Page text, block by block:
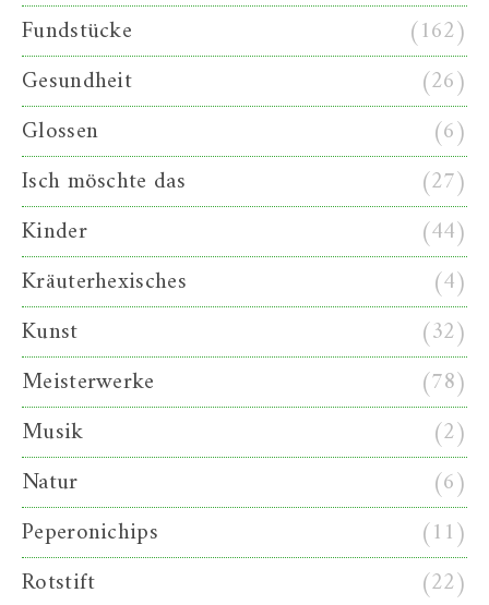
Fundstücke
(162)
Gesundheit
(26)
Glossen
(6)
Isch möschte das
(27)
Kinder
(44)
Kräuterhexisches
(4)
Kunst
(32)
Meisterwerke
(78)
Musik
(2)
Natur
(6)
Peperonichips
(11)
Rotstift
(22)